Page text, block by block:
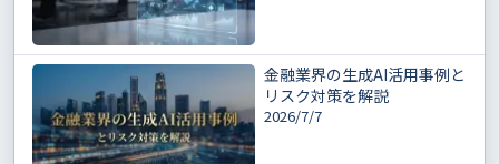
金融業界の生成AI活用事例と
リスク対策を解説
2026/7/7